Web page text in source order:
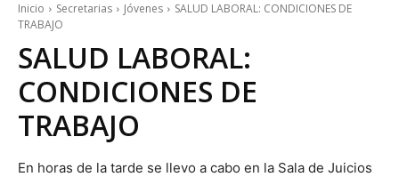
Inicio Secretarias Jóvenes
SALUD LABORAL: CONDICIONES DE
TRABAJO
SALUD LABORAL:
CONDICIONES DE
TRABAJO
En horas de la tarde se llevo a cabo en la Sala de Juicios